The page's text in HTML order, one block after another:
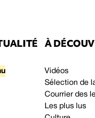
À
Vidéos
Sélection de
Courrier des
Les plus lus